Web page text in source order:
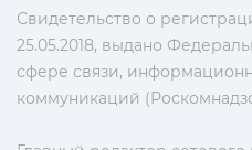
Свидетельство о
25.05.2018, выдано
сфере связи,
коммуникаций